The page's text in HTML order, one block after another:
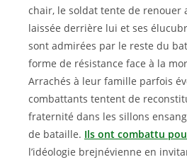
chair, le soldat tente de renouer
laissée derrière lui et ses
sont admirées par le reste du
forme de résistance face à la
Arrachés à leur famille parfois
combattants tentent de
fraternité dans les sillons
de bataille. Ils ont combattu
l’idéologie brejnévienne en